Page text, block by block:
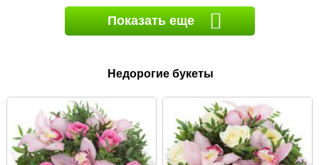
Показать еще
Недорогие букеты